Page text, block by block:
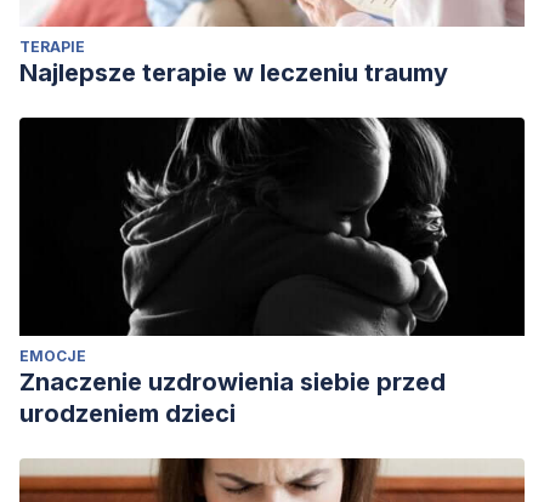
TERAPIE
Najlepsze terapie w leczeniu traumy
EMOCJE
Znaczenie uzdrowienia siebie przed
urodzeniem dzieci